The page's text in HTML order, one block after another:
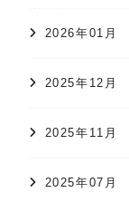
2026年01月
2025年12月
2025年11月
2025年07月